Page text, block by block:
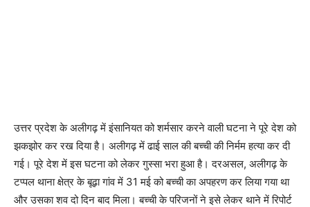
उत्तर प्रदेश के अलीगढ़ में इंसानियत को शर्मसार करने वाली घटना ने पूरे देश को
झकझोर कर रख दिया है। अलीगढ़ में ढाई साल की बच्ची की निर्मम हत्या कर दी
गई। पूरे देश में इस घटना को लेकर गुस्सा भरा हुआ है। दरअसल, अलीगढ़ के
टप्पल थाना क्षेत्र के बूढ़ा गांव में 31 मई को बच्ची का अपहरण कर लिया गया था
और उसका शव दो दिन बाद मिला। बच्ची के परिजनों ने इसे लेकर थाने में रिपोर्ट